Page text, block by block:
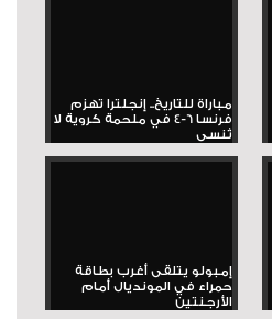
مباراة للتاريخ.. إنجلترا تهزم
فرنسا 6-4 في ملحمة كروية لا
تُنسى
إمبولو يتلقى أغرب بطاقة
حمراء في المونديال أمام
الأرجنتين